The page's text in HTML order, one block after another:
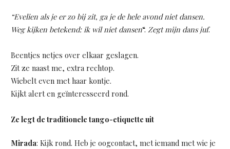
“Evelien als je er zo bij zit, ga je de hele avond niet dansen.
Weg kijken betekend: ik wil niet dansen“. Zegt mijn dans juf.
Beentjes netjes over elkaar geslagen.
Zit ze naast me, extra rechtop.
Wiebelt even met haar kontje.
Kijkt alert en geïnteresseerd rond.
Ze legt de traditionele tango-etiquette uit
Mirada: Kijk rond. Heb je oogcontact, met iemand met wie je